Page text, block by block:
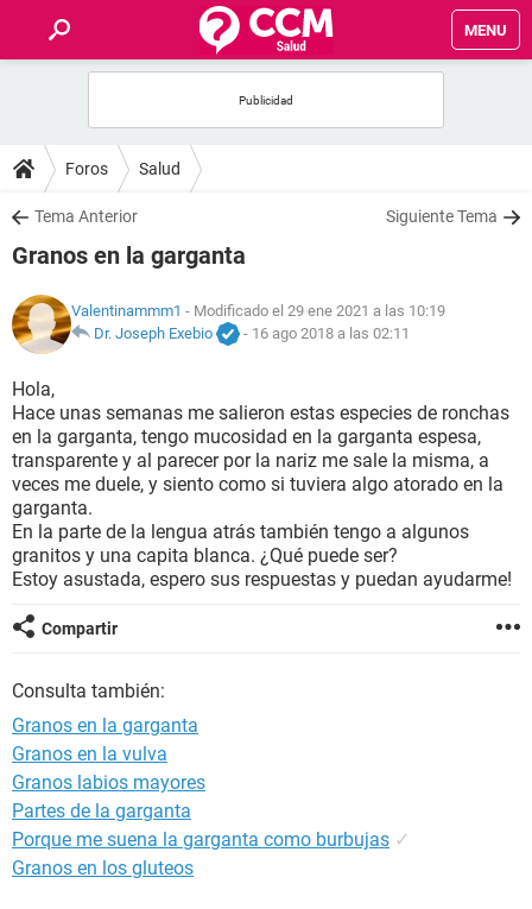
MENU
FOROS
SALUD
NUTRICIÓN
BIENESTAR
SEXUALIDAD
GLOSARIO
Foros Salud
Tema Anterior Siguiente Tema
Granos en la garganta
Valentinammm1 - Modificado el 29 ene 2021 a las 10:19
Dr. Joseph Exebio
- 16 ago 2018 a las 02:11
Hola,
Hace unas semanas me salieron estas especies de ronchas
en la garganta, tengo mucosidad en la garganta espesa,
transparente y al parecer por la nariz me sale la misma, a
veces me duele, y siento como si tuviera algo atorado en la
garganta.
En la parte de la lengua atrás también tengo a algunos
granitos y una capita blanca. ¿Qué puede ser?
Estoy asustada, espero sus respuestas y puedan ayudarme!
Compartir
Consulta también:
Granos en la garganta
Granos en la vulva
Granos labios mayores
Partes de la garganta
Porque me suena la garganta como burbujas ✓
Granos en los gluteos